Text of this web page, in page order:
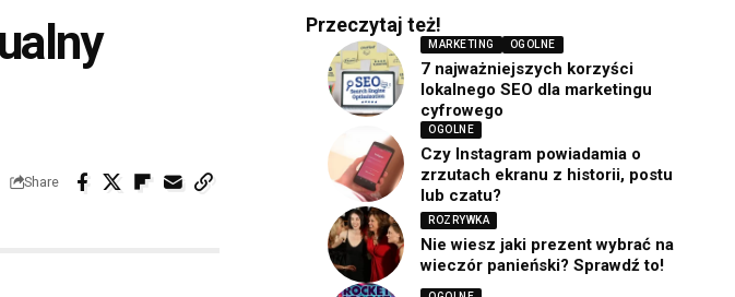
Share
Przeczytaj też!
MARKETING OGOLNE
7 najważniejszych korzyści
lokalnego SEO dla marketingu
cyfrowego
OGOLNE
Czy Instagram powiadamia o
zrzutach ekranu z historii, postu
lub czatu?
ROZRYWKA
Nie wiesz jaki prezent wybrać na
wieczór panieński? Sprawdź to!